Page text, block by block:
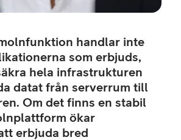
handlar inte
som erbjuds,
hela infrastrukturen
datat från serverrum till
Om det finns en stabil
ökar
erbjuda bred